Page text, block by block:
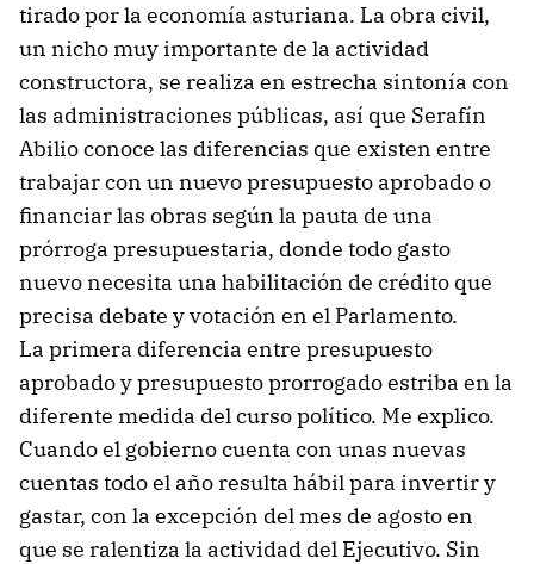
tirado por la economía asturiana. La obra civil,
un nicho muy importante de la actividad
constructora, se realiza en estrecha sintonía con
las administraciones públicas, así que Serafín
Abilio conoce las diferencias que existen entre
trabajar con un nuevo presupuesto aprobado o
financiar las obras según la pauta de una
prórroga presupuestaria, donde todo gasto
nuevo necesita una habilitación de crédito que
precisa debate y votación en el Parlamento.
La primera diferencia entre presupuesto
aprobado y presupuesto prorrogado estriba en la
diferente medida del curso político. Me explico.
Cuando el gobierno cuenta con unas nuevas
cuentas todo el año resulta hábil para invertir y
gastar, con la excepción del mes de agosto en
que se ralentiza la actividad del Ejecutivo. Sin